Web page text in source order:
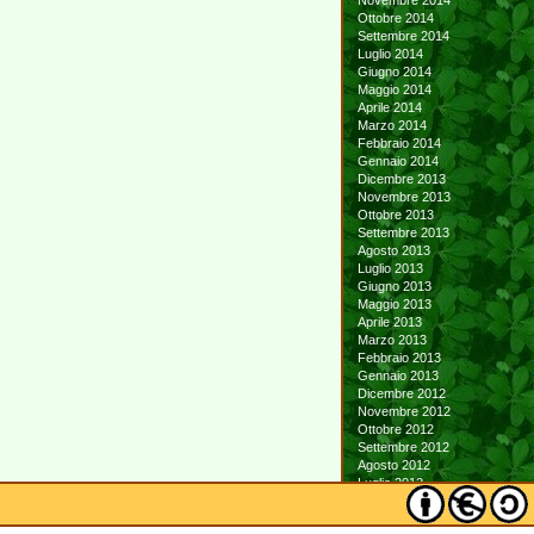
Ottobre 2014
Settembre 2014
Luglio 2014
Giugno 2014
Maggio 2014
Aprile 2014
Marzo 2014
Febbraio 2014
Gennaio 2014
Dicembre 2013
Novembre 2013
Ottobre 2013
Settembre 2013
Agosto 2013
Luglio 2013
Giugno 2013
Maggio 2013
Aprile 2013
Marzo 2013
Febbraio 2013
Gennaio 2013
Dicembre 2012
Novembre 2012
Ottobre 2012
Settembre 2012
Agosto 2012
Luglio 2012
Giugno 2012
Maggio 2012